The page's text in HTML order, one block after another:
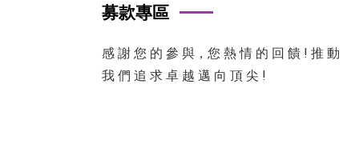
募款專區
感 謝 您 的 參 與，您 熱 情 的 回 饋 ! 推 動
我 們 追 求 卓 越 邁 向 頂 尖 !